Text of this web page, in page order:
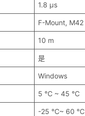
1.8 μs
F-Mount, M42
10 m
是
Windows
5 ℃ ~ 45 ℃
-25 ℃~ 60 ℃